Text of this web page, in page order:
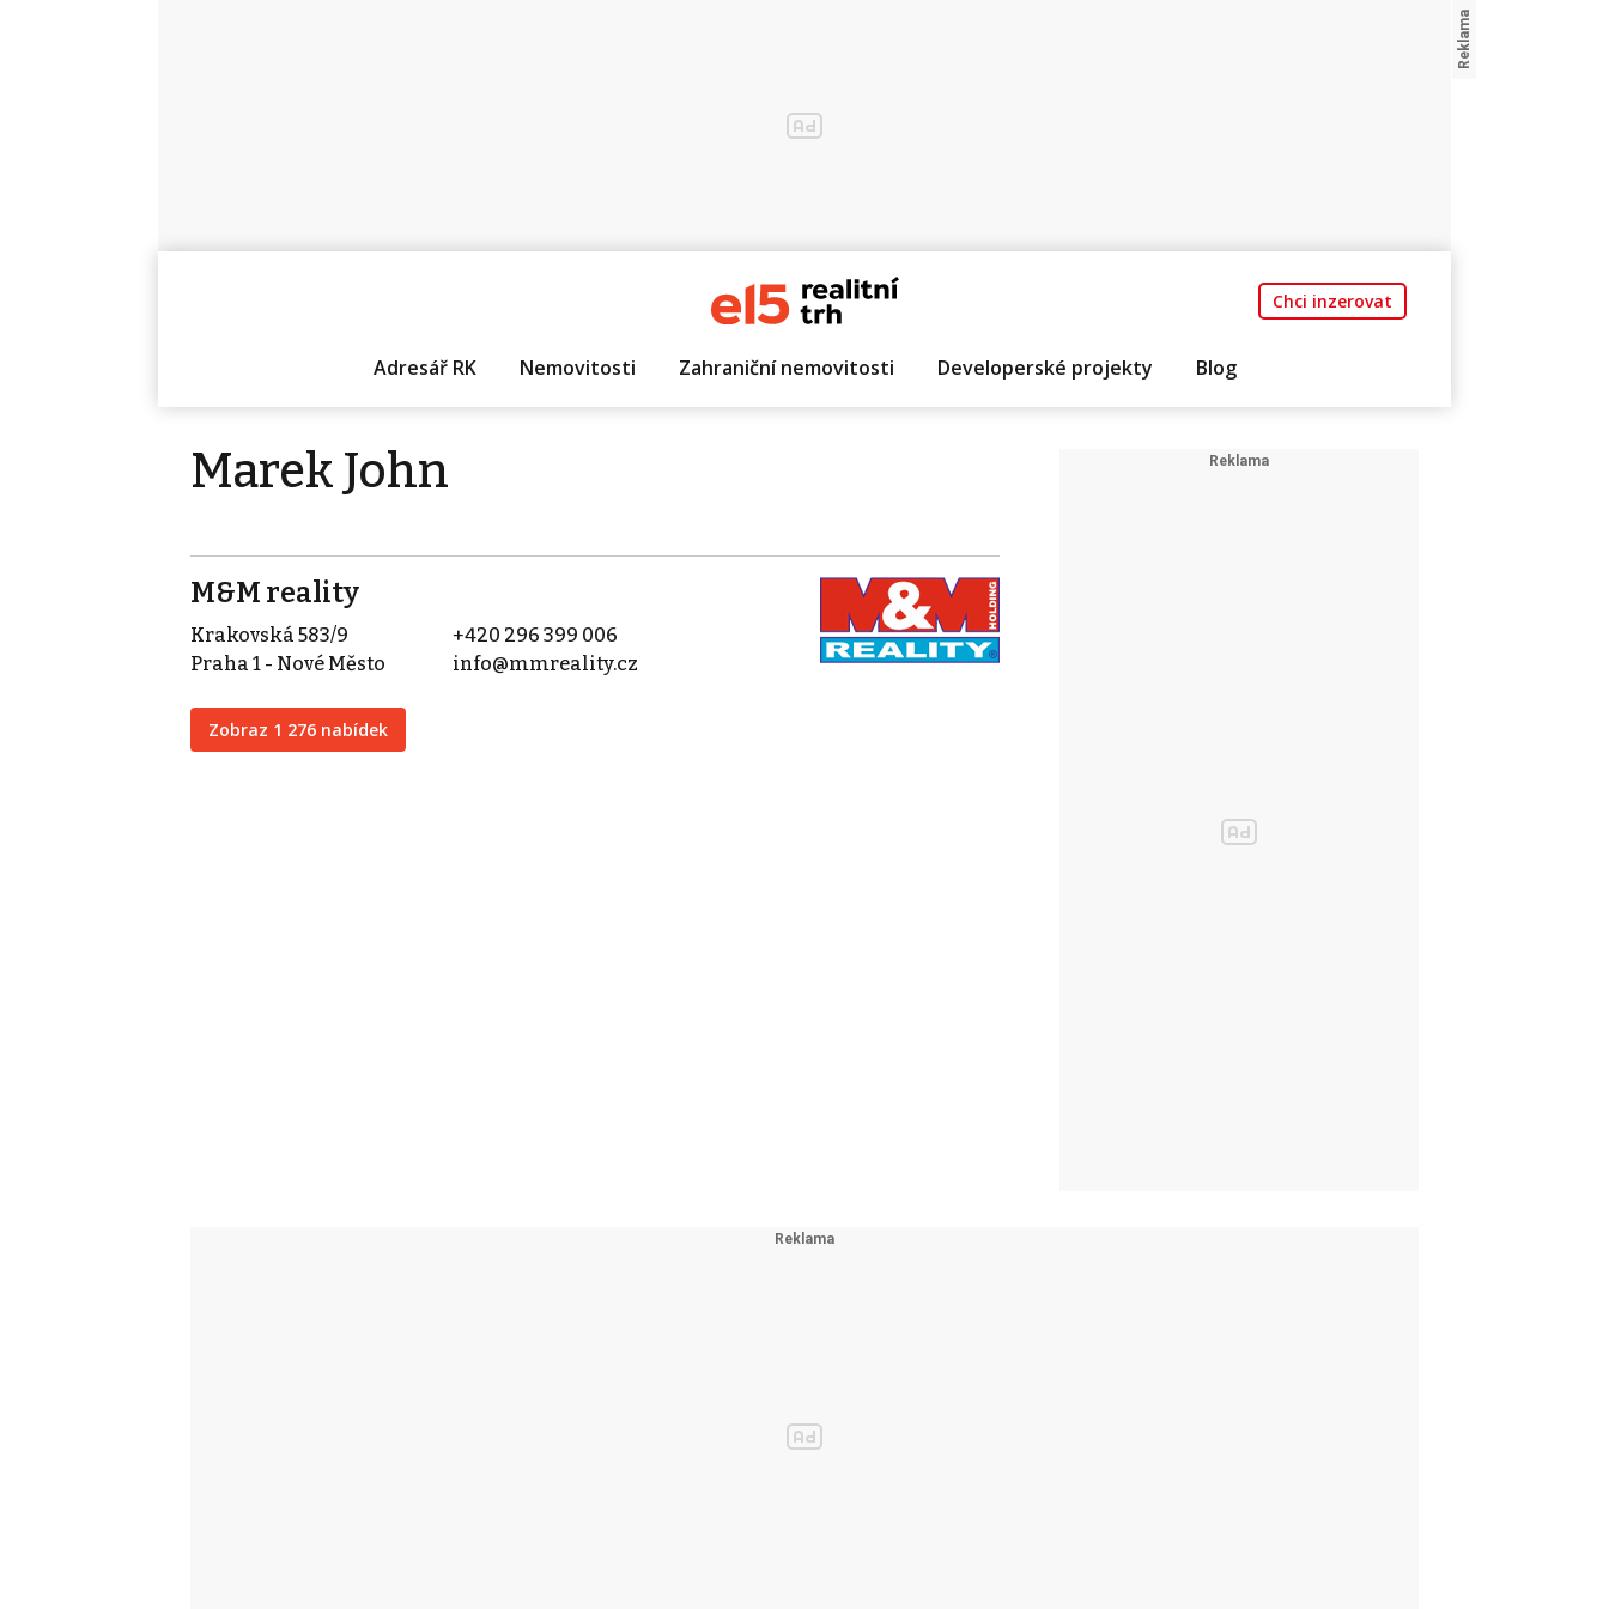
Chci inzerovat
Adresář RK Nemovitosti Zahraniční nemovitosti Developerské projekty Blog
Marek John
M&M reality
Krakovská 583/9
Praha 1 - Nové Město
Zobraz 1 276 nabídek
+420 296 399 006
info@mmreality.cz